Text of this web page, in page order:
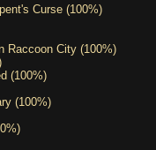
Curse (100%)
Raccoon City (100%)
(100%)
(100%)